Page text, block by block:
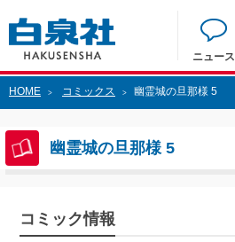
ニュース
HOME > コミックス > 幽霊城の旦那様 5
幽霊城の旦那様 5
コミック情報